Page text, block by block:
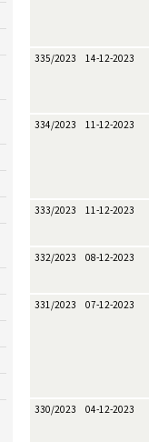
335/2023 14-12-2023
334/2023 11-12-2023
333/2023 11-12-2023
332/2023 08-12-2023
331/2023 07-12-2023
330/2023 04-12-2023